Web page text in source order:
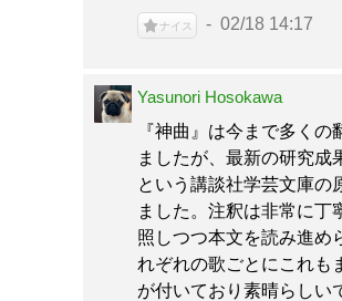
ナイス 02/18 14:17
Yasunori Hosokawa
『神曲』は今まで多くの
ましたが、最新の研究成
という講談社学芸文庫の
ました。注釈は非常に丁
照しつつ本文を読み進め
れぞれの歌ごとにこれも
が付いており素晴らしい